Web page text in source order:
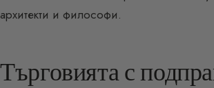
архитекти и философи.
Търговията с